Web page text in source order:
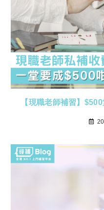
【現職老師補習】